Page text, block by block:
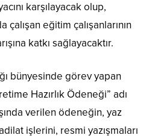
karşılayacak olup,
çalışan eğitim çalışanlarının
katkı sağlayacaktır.
bünyesinde görev yapan
Hazırlık Ödeneği” adı
verilen ödeneğin, yaz
işlerini, resmi yazışmaları